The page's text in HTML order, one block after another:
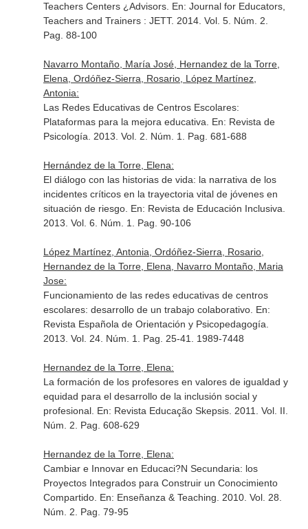
Teachers Centers ¿Advisors. En: Journal for Educators,
Teachers and Trainers : JETT. 2014. Vol. 5. Núm. 2.
Pag. 88-100
Navarro Montaño, María José, Hernandez de la Torre,
Elena, Ordóñez-Sierra, Rosario, López Martínez,
Antonia:
Las Redes Educativas de Centros Escolares:
Plataformas para la mejora educativa. En: Revista de
Psicología . 2013. Vol. 2. Núm. 1. Pag. 681-688
Hernández de la Torre, Elena:
El diálogo con las historias de vida: la narrativa de los
incidentes críticos en la trayectoria vital de jóvenes en
situación de riesgo. En: Revista de Educación Inclusiva
2013. Vol. 6. Núm. 1. Pag. 90-106
López Martínez, Antonia, Ordóñez-Sierra, Rosario,
Hernandez de la Torre, Elena, Navarro Montaño, Maria
Jose:
Funcionamiento de las redes educativas de centros
escolares: desarrollo de un trabajo colaborativo. En:
Revista Española de Orientación y Psicopedagogía
2013. Vol. 24. Núm. 1. Pag. 25-41. 1989-7448
Hernandez de la Torre, Elena:
La formación de los profesores en valores de igualdad y
equidad para el desarrollo de la inclusión social y
profesional. En: Revista Educação Skepsis. 2011. Vol. II.
Núm. 2. Pag. 608-629
Hernandez de la Torre, Elena:
Cambiar e Innovar en Educaci?N Secundaria: los
Proyectos Integrados para Construir un Conocimiento
Compartido. En: Enseñanza & Teaching . 2010. Vol. 28.
Núm. 2. Pag. 79-95